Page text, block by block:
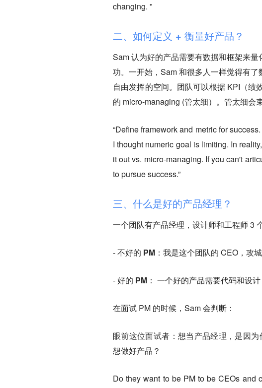
changing. ”
二、如何定义 + 衡量好产品？
Sam 认为好的产品需要有数据和框架来
功。一开始，Sam 和很多人一样觉得有
自由发挥的空间。团队可以根据 KPI（绩
的 micro-managing (管太细）。管太细会
“Define framework and metric for
I thought numeric goal is limiting. In
it out vs. micro-managing. If you can't
to pursue success.”
三、什么是好的产品经理？
一个团队有产品经理，设计师和工程师 3
-不好的 PM： 我是这个团队的 CEO，攻
-好的 PM： 一个好的产品需要代码和设
在面试 PM 的时候，Sam 会判断：
眼前这位面试者：想当产品经理，是因
想做好产品？
Do they want to be PM to be CEOs and